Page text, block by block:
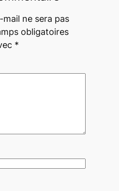
ne sera pas
obligatoires
*